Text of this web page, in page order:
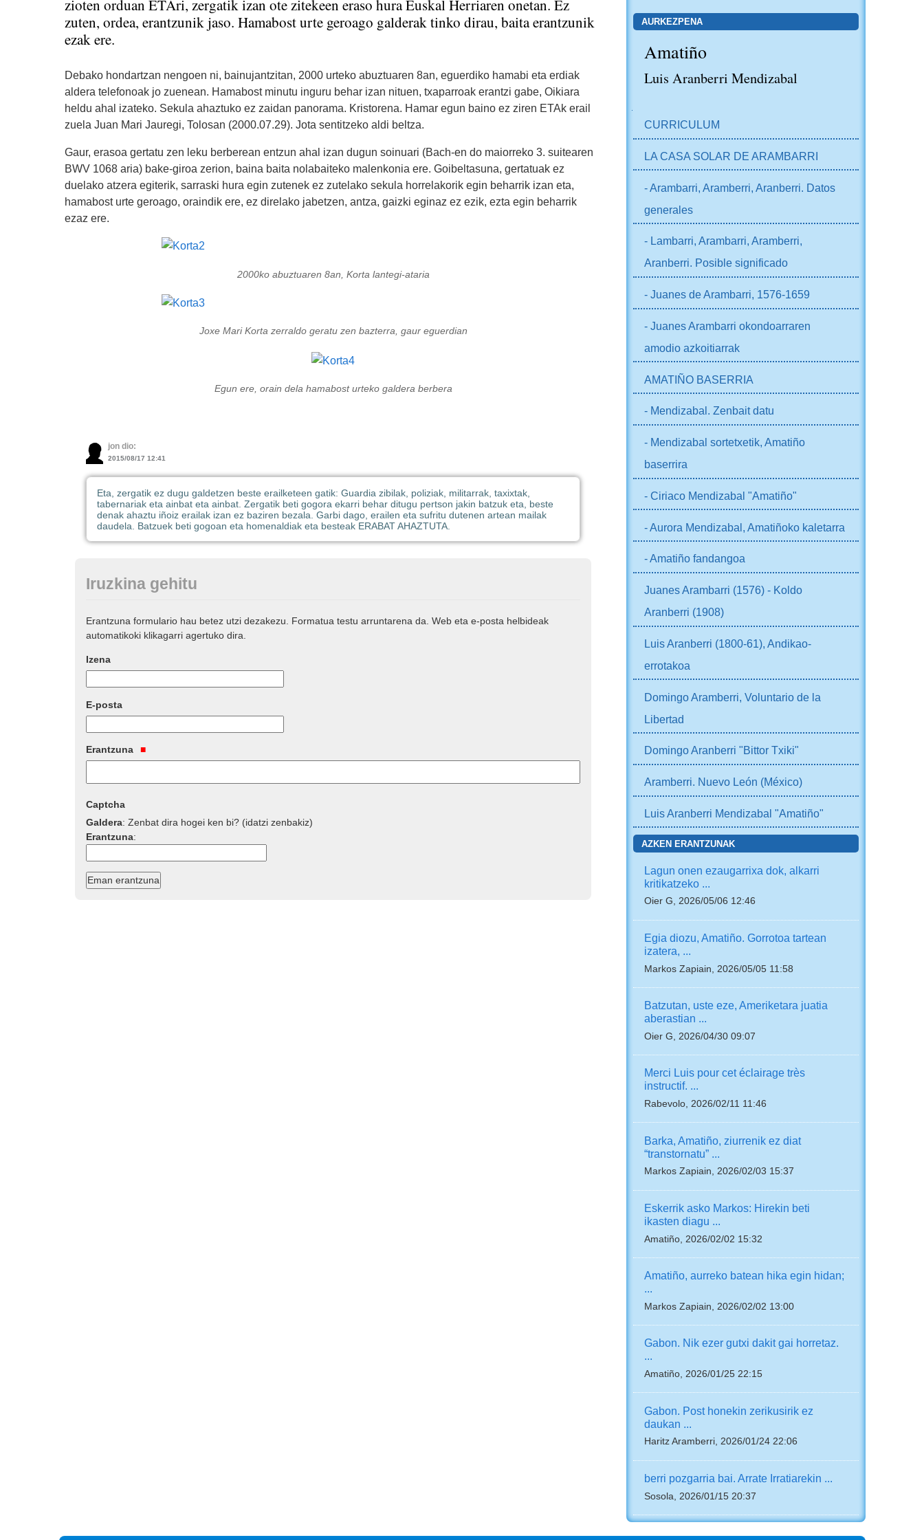
zioten orduan ETAri, zergatik izan ote zitekeen eraso hura Euskal Herriaren onetan. Ez
zuten, ordea, erantzunik jaso. Hamabost urte geroago galderak tinko dirau, baita erantzunik
ezak ere.
Debako hondartzan nengoen ni, bainujantzitan, 2000 urteko abuztuaren 8an, eguerdiko hamabi eta erdiak
aldera telefonoak jo zuenean. Hamabost minutu inguru behar izan nituen, txaparroak erantzi gabe, Oikiara
heldu ahal izateko. Sekula ahaztuko ez zaidan panorama. Kristorena. Hamar egun baino ez ziren ETAk erail
zuela Juan Mari Jauregi, Tolosan (2000.07.29). Jota sentitzeko aldi beltza.
Gaur, erasoa gertatu zen leku berberean entzun ahal izan dugun soinuari (Bach-en do maiorreko 3. suitearen
BWV 1068 aria) bake-giroa zerion, baina baita nolabaiteko malenkonia ere. Goibeltasuna, gertatuak ez
duelako atzera egiterik, sarraski hura egin zutenek ez zutelako sekula horrelakorik egin beharrik izan eta,
hamabost urte geroago, oraindik ere, ez direlako jabetzen, antza, gaizki eginaz ez ezik, ezta egin beharrik
ezaz ere.
2000ko abuztuaren 8an, Korta lantegi-ataria
Joxe Mari Korta zerraldo geratu zen bazterra, gaur eguerdian
Egun ere, orain dela hamabost urteko galdera berbera
jon dio:
2015/08/17 12:41
Eta, zergatik ez dugu galdetzen beste erailketeen gatik: Guardia zibilak, poliziak, militarrak, taxixtak,
tabernariak eta ainbat eta ainbat. Zergatik beti gogora ekarri behar ditugu pertson jakin batzuk eta, beste
denak ahaztu iñoiz erailak izan ez baziren bezala. Garbi dago, erailen eta sufritu dutenen artean mailak
daudela. Batzuek beti gogoan eta homenaldiak eta besteak ERABAT AHAZTUTA.
Iruzkina gehitu
Erantzuna formulario hau betez utzi dezakezu. Formatua testu arruntarena da. Web eta e-posta helbideak
automatikoki klikagarri agertuko dira.
Izena
E-posta
Erantzuna
Captcha
Galdera:Zenbat dira hogei ken bi? (idatzi zenbakiz)
Erantzuna:
AURKEZPENA
Amatiño
Luis Aranberri Mendizabal
CURRICULUM
LA CASA SOLAR DE ARAMBARRI
- Arambarri, Aramberri, Aranberri. Datos
generales
- Lambarri, Arambarri, Aramberri,
Aranberri. Posible significado
- Juanes de Arambarri, 1576-1659
- Juanes Arambarri okondoarraren
amodio azkoitiarrak
AMATIÑO BASERRIA
- Mendizabal. Zenbait datu
- Mendizabal sortetxetik, Amatiño
baserrira
- Ciriaco Mendizabal "Amatiño"
- Aurora Mendizabal, Amatiñoko kaletarra
- Amatiño fandangoa
Juanes Arambarri (1576) - Koldo
Aranberri (1908)
Luis Aranberri (1800-61), Andikao-
errotakoa
Domingo Aramberri, Voluntario de la
Libertad
Domingo Aranberri "Bittor Txiki"
Aramberri. Nuevo León (México)
Luis Aranberri Mendizabal "Amatiño"
AZKEN ERANTZUNAK
Lagun onen ezaugarrixa dok, alkarri
kritikatzeko ...
Oier G, 2026/05/06 12:46
Egia diozu, Amatiño. Gorrotoa tartean
izatera, ...
Markos Zapiain, 2026/05/05 11:58
Batzutan, uste eze, Ameriketara juatia
aberastian ...
Oier G, 2026/04/30 09:07
Merci Luis pour cet éclairage très
instructif. ...
Rabevolo, 2026/02/11 11:46
Barka, Amatiño, ziurrenik ez diat
“transtornatu” ...
Markos Zapiain, 2026/02/03 15:37
Eskerrik asko Markos: Hirekin beti
ikasten diagu ...
Amatiño, 2026/02/02 15:32
Amatiño, aurreko batean hika egin hidan;
...
Markos Zapiain, 2026/02/02 13:00
Gabon. Nik ezer gutxi dakit gai horretaz.
...
Amatiño, 2026/01/25 22:15
Gabon. Post honekin zerikusirik ez
daukan ...
Haritz Aramberri, 2026/01/24 22:06
berri pozgarria bai. Arrate Irratiarekin ...
Sosola, 2026/01/15 20:37